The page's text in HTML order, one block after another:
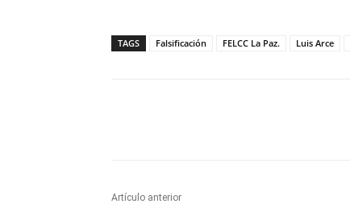
TAGS Falsificación FELCC La Paz. Luis Arce
Artículo anterior